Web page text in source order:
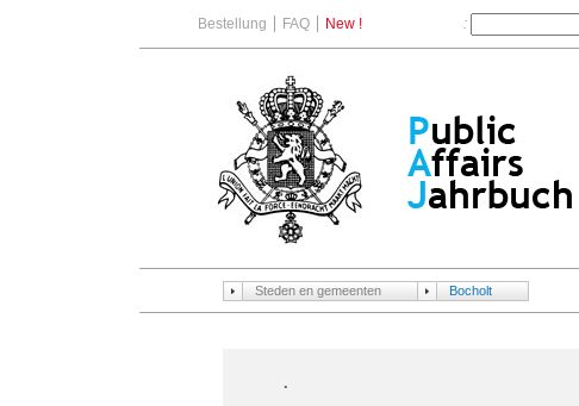
Bestellung FAQ New ! :
Steden en gemeenten Bocholt
.